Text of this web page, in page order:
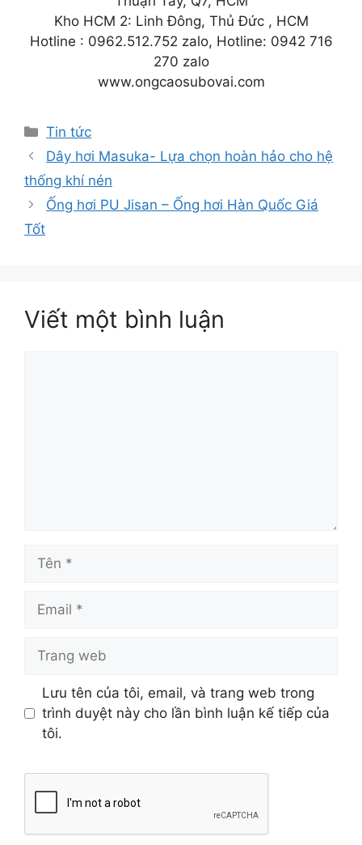
Kho HCM 2: Linh Đông, Thủ Đức , HCM
Hotline : 0962.512.752 zalo, Hotline: 0942 716
270 zalo
www.ongcaosubovai.com
Danh
mục
Tin tức
Dây hơi Masuka- Lựa chọn hoàn hảo cho hệ
thống khí nén
Ống hơi PU Jisan – Ống hơi Hàn Quốc Giá
Tốt
Viết một bình luận
Tên
Email
Trang
Lưu tên của tôi, email, và trang web trong
trình duyệt này cho lần bình luận kế tiếp của
tôi.